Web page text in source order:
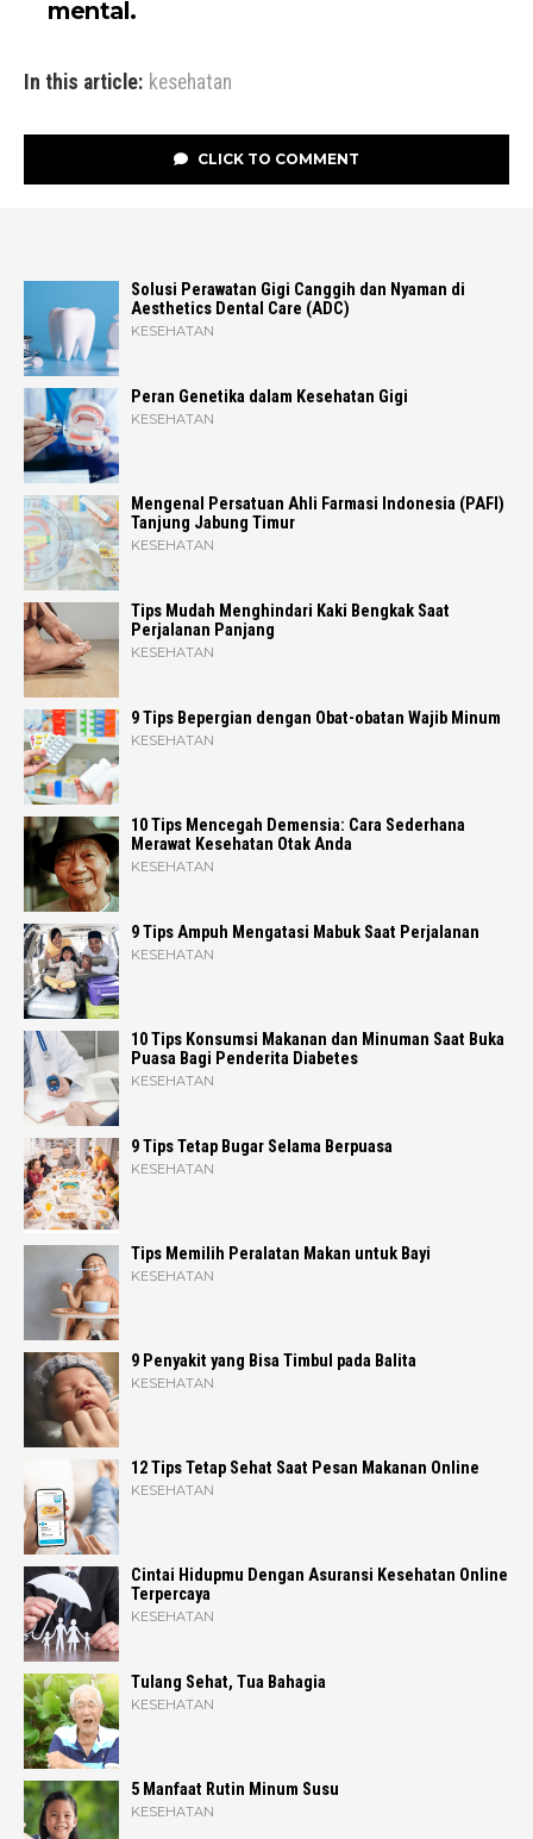
mental.
In this article: kesehatan
CLICK TO COMMENT
Solusi Perawatan Gigi Canggih dan Nyaman di
Aesthetics Dental Care (ADC)
KESEHATAN
Peran Genetika dalam Kesehatan Gigi
KESEHATAN
Mengenal Persatuan Ahli Farmasi Indonesia (PAFI)
Tanjung Jabung Timur
KESEHATAN
Tips Mudah Menghindari Kaki Bengkak Saat
Perjalanan Panjang
KESEHATAN
9 Tips Bepergian dengan Obat-obatan Wajib Minum
KESEHATAN
10 Tips Mencegah Demensia: Cara Sederhana
Merawat Kesehatan Otak Anda
KESEHATAN
9 Tips Ampuh Mengatasi Mabuk Saat Perjalanan
KESEHATAN
10 Tips Konsumsi Makanan dan Minuman Saat Buka
Puasa Bagi Penderita Diabetes
KESEHATAN
9 Tips Tetap Bugar Selama Berpuasa
KESEHATAN
Tips Memilih Peralatan Makan untuk Bayi
KESEHATAN
9 Penyakit yang Bisa Timbul pada Balita
KESEHATAN
12 Tips Tetap Sehat Saat Pesan Makanan Online
KESEHATAN
Cintai Hidupmu Dengan Asuransi Kesehatan Online
Terpercaya
KESEHATAN
Tulang Sehat, Tua Bahagia
KESEHATAN
5 Manfaat Rutin Minum Susu
KESEHATAN